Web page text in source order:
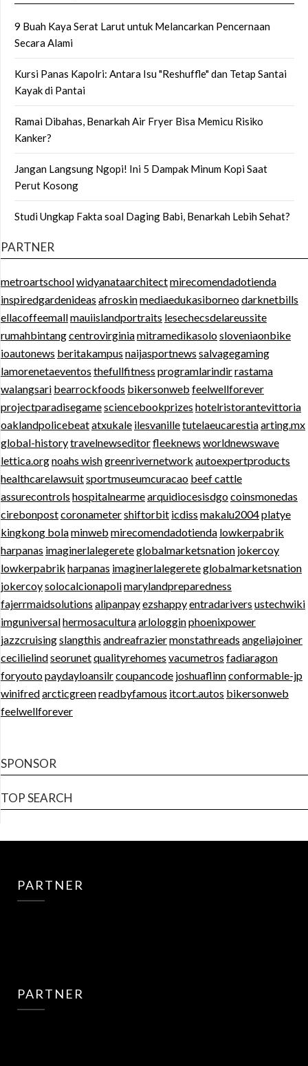
9 Buah Kaya Serat Larut untuk Melancarkan Pencernaan
Secara Alami
Kursi Panas Kapolri: Antara Isu "Reshuffle" dan Tetap Santai
Kayak di Pantai
Ramai Dibahas, Benarkah Air Fryer Bisa Memicu Risiko
Kanker?
Jangan Langsung Ngopi! Ini 5 Dampak Minum Kopi Saat
Perut Kosong
Studi Ungkap Fakta soal Daging Babi, Benarkah Lebih Sehat?
PARTNER
metroartschoolwidyanataarchitectmirecomendadotienda
inspiredgardenideas afroskinmediaedukasiborneodarknetbills
ellacoffeemallmauiislandportraits lesechecsdelareussite
rumahbintangcentrovirginiamitramedikasolosloveniaonbike
ioautonews beritakampus naijasportnews salvagegaming
lamorenetaeventos thefullfitness programlarindirrastama
walangsari bearrockfoods bikersonweb feelwellforever
projectparadisegamesciencebookprizes hotelristorantevittoria
oaklandpolicebeatatxukale ilesvanilletutelaeucarestiaarting.mx
global-historytravelnewseditorfleeknews worldnewswave
lettica.orgnoahs wishgreenrivernetwork autoexpertproducts
healthcarelawsuitsportmuseumcuracao beef cattle
assurecontrols hospitalnearmearquidiocesisdgocoinsmonedas
cirebonpostcoronametershiftorbit icdiss makalu2004platye
kingkong bolaminweb mirecomendadotienda lowkerpabrik
harpanas imaginerlalegereteglobalmarketsnation jokercoy
lowkerpabrik harpanas imaginerlalegereteglobalmarketsnation
jokercoysolocalcionapolimarylandpreparedness
fajerrmaidsolutions alipanpayezshappyentradarivers ustechwiki
imguniversalhermosaculturaarlologginphoenixpower
jazzcruisingslangthis andreafraziermonstathreads angeliajoiner
cecilielindseorunetqualityrehomes vacumetros fadiaragon
foryoutopaydayloansilrcoupancode joshuaflinnconformable-jp
winifredarcticgreenreadbyfamous itcort.autos bikersonweb
feelwellforever
SPONSOR
TOP SEARCH
PARTNER
PARTNER